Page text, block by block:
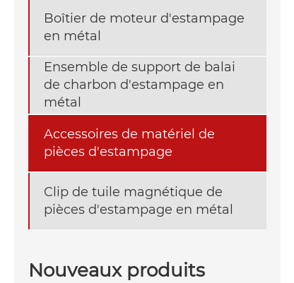
Boîtier de moteur d'estampage
en métal
Ensemble de support de balai
de charbon d'estampage en
métal
Accessoires de matériel de
pièces d'estampage
Clip de tuile magnétique de
pièces d'estampage en métal
Nouveaux produits